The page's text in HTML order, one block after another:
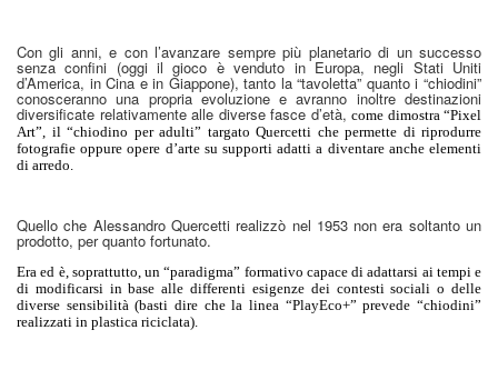
Con gli anni, e con l’avanzare sempre più planetario di un successo
senza confini (oggi il gioco è venduto in Europa, negli Stati Uniti
d’America, in Cina e in Giappone), tanto la “tavoletta” quanto i “chiodini”
conosceranno una propria evoluzione e avranno inoltre destinazioni
diversificate relativamente alle diverse fasce d’età, come dimostra “Pixel
Art”, il “chiodino per adulti” targato Quercetti che permette di riprodurre
fotografie oppure opere d’arte su supporti adatti a diventare anche elementi
di arredo.
Quello che Alessandro Quercetti realizzò nel 1953 non era soltanto un
prodotto, per quanto fortunato.
Era ed è, soprattutto, un “paradigma” formativo capace di adattarsi ai tempi e
di modificarsi in base alle differenti esigenze dei contesti sociali o delle
diverse sensibilità (basti dire che la linea “PlayEco+” prevede “chiodini”
realizzati in plastica riciclata).